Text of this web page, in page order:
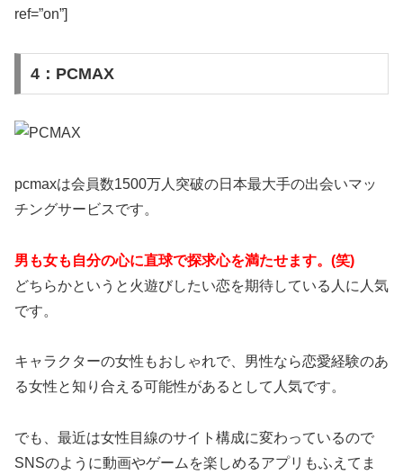
ref=”on”]
4：PCMAX
pcmaxは会員数1500万人突破の日本最大手の出会いマッ
チングサービスです。
男も女も自分の心に直球で探求心を満たせます。(笑)
どちらかというと火遊びしたい恋を期待している人に人気
です。
キャラクターの女性もおしゃれで、男性なら恋愛経験のあ
る女性と知り合える可能性があるとして人気です。
でも、最近は女性目線のサイト構成に変わっているので
SNSのように動画やゲームを楽しめるアプリもふえてま